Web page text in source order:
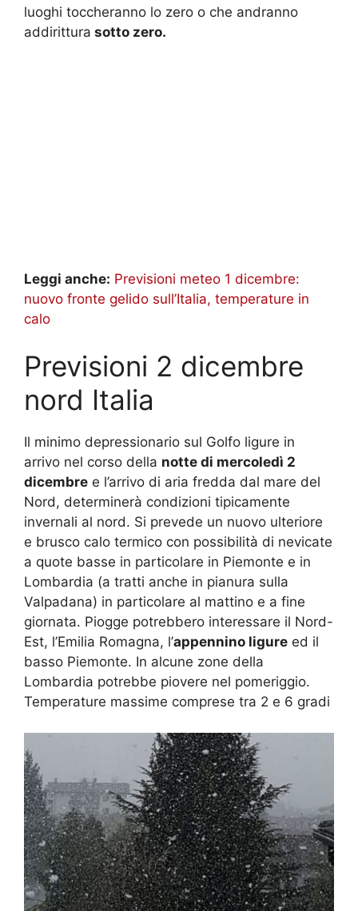
luoghi toccheranno lo zero o che andranno
addirittura sotto zero.
Leggi anche: Previsioni meteo 1 dicembre:
nuovo fronte gelido sull’Italia, temperature in
calo
Previsioni 2 dicembre
nord Italia
Il minimo depressionario sul Golfo ligure in
arrivo nel corso della notte di mercoledì 2
dicembre e l’arrivo di aria fredda dal mare del
Nord, determinerà condizioni tipicamente
invernali al nord. Si prevede un nuovo ulteriore
e brusco calo termico con possibilità di nevicate
a quote basse in particolare in Piemonte e in
Lombardia (a tratti anche in pianura sulla
Valpadana) in particolare al mattino e a fine
giornata. Piogge potrebbero interessare il Nord-
Est, l’Emilia Romagna, l’appennino ligure ed il
basso Piemonte. In alcune zone della
Lombardia potrebbe piovere nel pomeriggio.
Temperature massime comprese tra 2 e 6 gradi